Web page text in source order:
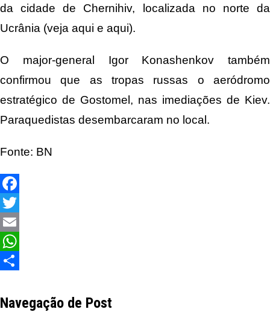
da cidade de Chernihiv, localizada no norte da
Ucrânia (veja aqui e aqui).
O major-general Igor Konashenkov também
confirmou que as tropas russas o aeródromo
estratégico de Gostomel, nas imediações de Kiev.
Paraquedistas desembarcaram no local.
Fonte: BN
Facebook
Twitter
Email
WhatsApp
Navegação de Post